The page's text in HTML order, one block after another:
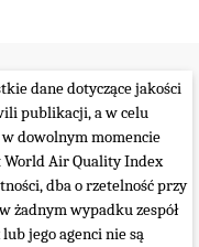
dane dotyczące jakości
publikacji, a w celu
dowolnym momencie
World Air Quality Index
dba o rzetelność przy
żadnym wypadku zespół
jego agenci nie są